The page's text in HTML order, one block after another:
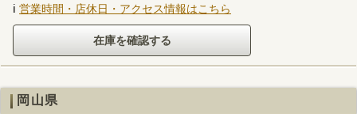
ℹ 営業時間・店休日・アクセス情報はこちら
岡山県